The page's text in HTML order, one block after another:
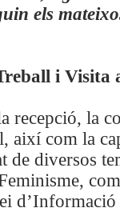
els
i Visita
recepció, la
així com la
de diversos
d’Informació